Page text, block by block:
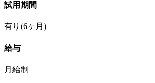
試用期間
有り(6ヶ月)
給与
月給制